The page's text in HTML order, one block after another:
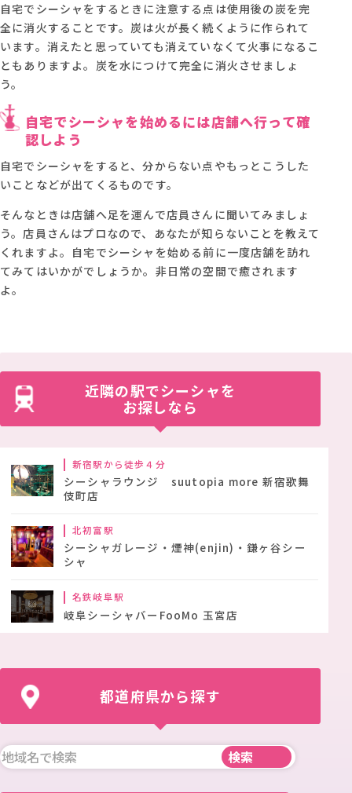
自宅でシーシャをするときに注意する点は使用後の炭を完
全に消火することです。炭は火が長く続くように作られて
います。消えたと思っていても消えていなくて火事になるこ
ともありますよ。炭を水につけて完全に消火させましょ
う。
自宅でシーシャを始めるには店舗へ行って確
認しよう
自宅でシーシャをすると、分からない点やもっとこうした
いことなどが出てくるものです。
そんなときは店舗へ足を運んで店員さんに聞いてみましょ
う。店員さんはプロなので、あなたが知らないことを教えて
くれますよ。自宅でシーシャを始める前に一度店舗を訪れ
てみてはいかがでしょうか。非日常の空間で癒されます
よ。
近隣の駅でシーシャを
お探しなら
新宿駅から徒歩４分
シーシャラウンジ suutopia more 新宿歌舞
伎町店
北初富駅
シーシャガレージ・煙神(enjin)・鎌ヶ谷シー
シャ
名鉄岐阜駅
岐阜シーシャバーFooMo 玉宮店
都道府県から探す